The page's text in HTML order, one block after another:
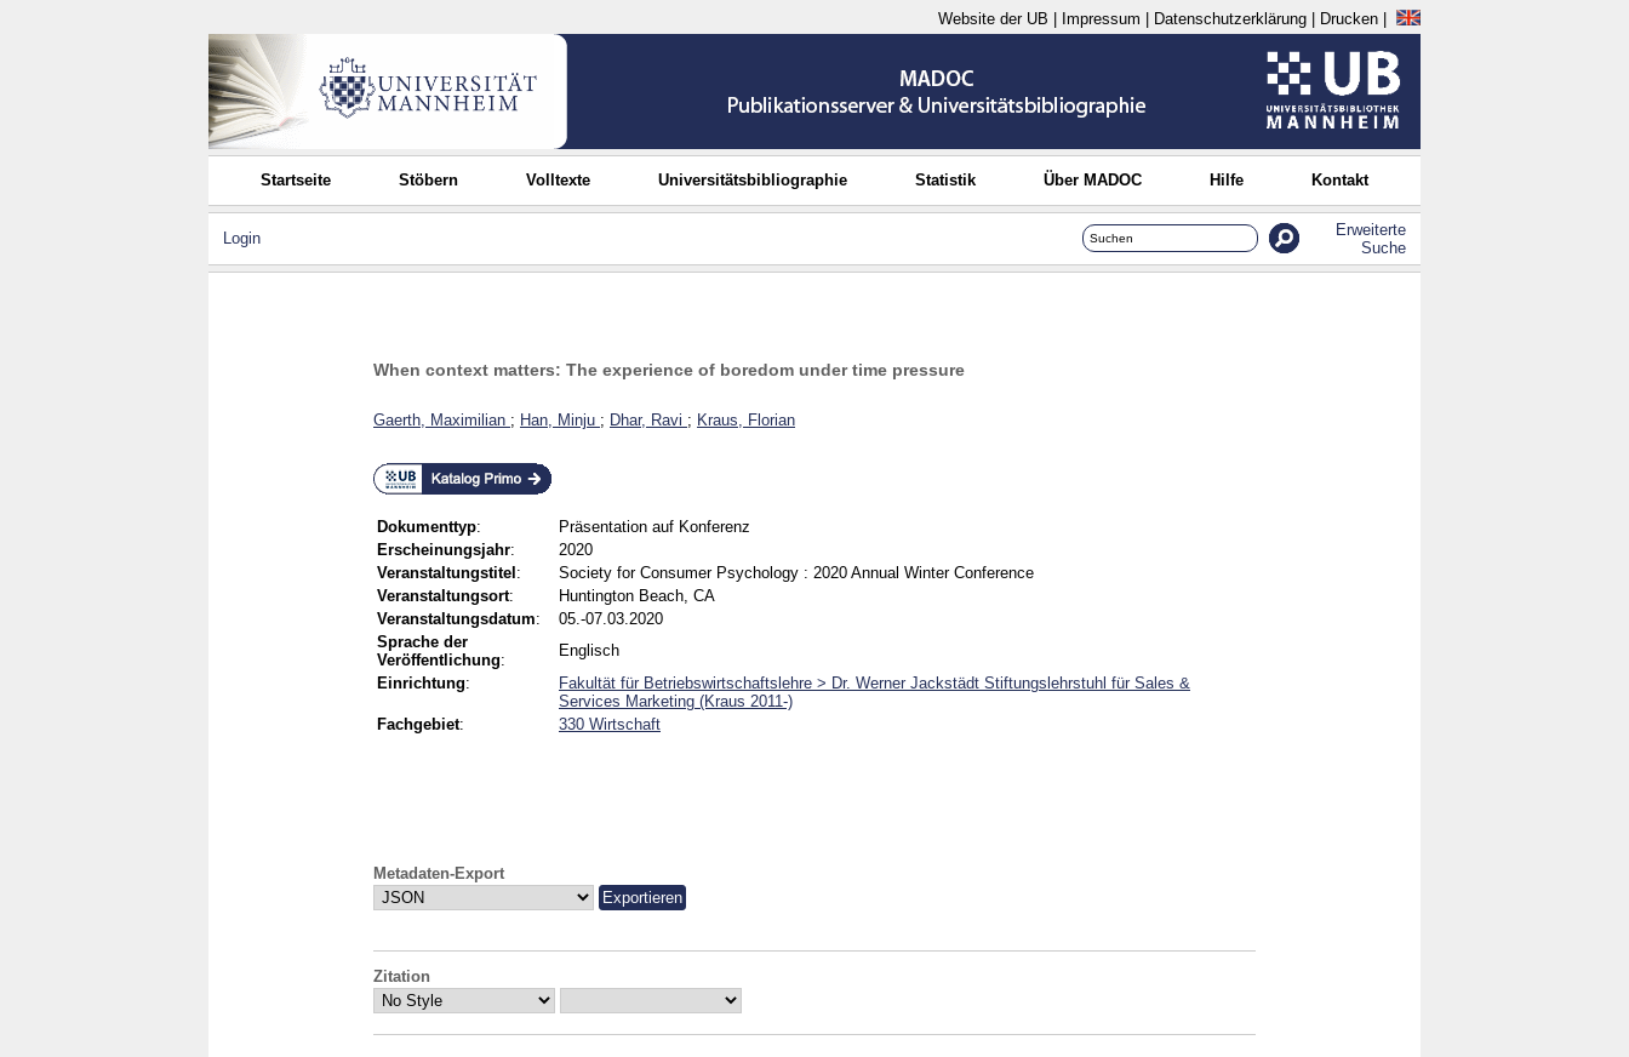
Website der UB Impressum Datenschutzerklärung Drucken
Startseite Stöbern Volltexte Universitätsbibliographie Statistik Über MADOC Hilfe Kontakt
Login
Erweiterte
Suche
When context matters: The experience of boredom under time pressure
Gaerth, Maximilian ; Han, Minju ; Dhar, Ravi ; Kraus, Florian
Dokumenttyp:
Präsentation auf Konferenz
Erscheinungsjahr:
2020
Veranstaltungstitel :
Society for Consumer Psychology : 2020 Annual Winter Conference
Veranstaltungsort:
Huntington Beach, CA
Veranstaltungsdatum:
05.-07.03.2020
Sprache der
Veröffentlichung:
Englisch
Einrichtung:
Fakultät für Betriebswirtschaftslehre > Dr. Werner Jackstädt Stiftungslehrstuhl für Sales &
Services Marketing (Kraus 2011-)
Fachgebiet: 330 Wirtschaft
Metadaten-Export
Zitation